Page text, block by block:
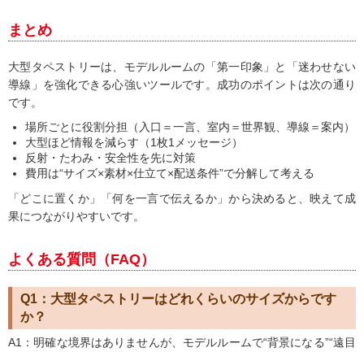
まとめ
大型タペストリーは、モデルルームの「第一印象」と「迷わせない
導線」を強化できる心強いツールです。成功のポイントは次の通り
です。
場所ごとに役割分担（入口＝一言、室内＝世界観、導線＝案内）
大型ほど情報を減らす（1枚1メッセージ）
反射・たわみ・安全性を先に対策
費用は“サイズ×素材×仕立て×配送条件”で分解して考える
「どこに置くか」「何を一言で伝えるか」から決めると、映えて成
果につながりやすいです。
よくある質問（FAQ）
Q1：大型タペストリーはどれくらいのサイズからです
か？
A1：明確な境界はありませんが、モデルルームで“背景になる”“遠目